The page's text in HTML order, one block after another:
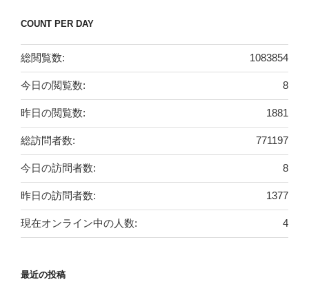
COUNT PER DAY
1083854
総閲覧数:
8
今日の閲覧数:
1881
昨日の閲覧数:
771197
総訪問者数:
8
今日の訪問者数:
1377
昨日の訪問者数:
4
現在オンライン中の人数:
最近の投稿